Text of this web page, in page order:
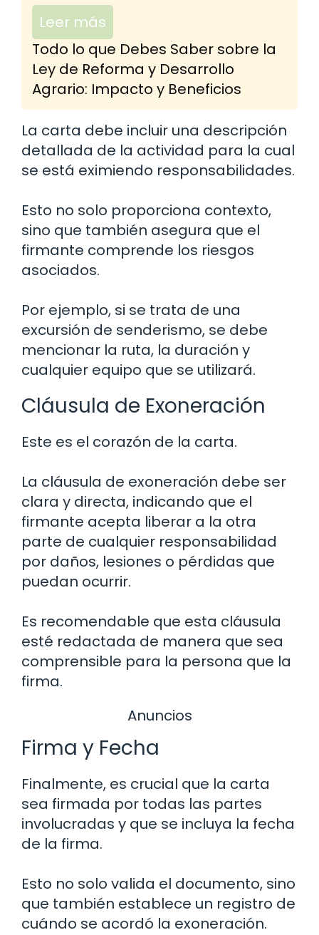
Leer más
Todo lo que Debes Saber sobre la
Ley de Reforma y Desarrollo
Agrario: Impacto y Beneficios
La carta debe incluir una descripción
detallada de la actividad para la cual
se está eximiendo responsabilidades.
Esto no solo proporciona contexto,
sino que también asegura que el
firmante comprende los riesgos
asociados.
Por ejemplo, si se trata de una
excursión de senderismo, se debe
mencionar la ruta, la duración y
cualquier equipo que se utilizará.
Cláusula de Exoneración
Este es el corazón de la carta.
La cláusula de exoneración debe ser
clara y directa, indicando que el
firmante acepta liberar a la otra
parte de cualquier responsabilidad
por daños, lesiones o pérdidas que
puedan ocurrir.
Es recomendable que esta cláusula
esté redactada de manera que sea
comprensible para la persona que la
firma.
Anuncios
Firma y Fecha
Finalmente, es crucial que la carta
sea firmada por todas las partes
involucradas y que se incluya la fecha
de la firma.
Esto no solo valida el documento, sino
que también establece un registro de
cuándo se acordó la exoneración.